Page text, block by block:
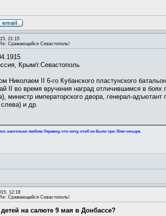
21:15
Re: Сражающийся Севастополь!
Крым/г.Севастополь
Николаем II 6-го Кубанского пластунского
II во время вручения наград отличившимся в
министр императорского двора, генерал-
и др.
настолько люблю Украину, что хочу, чтоб их было три. Или четыре.
12:18
Re: Сражающийся Севастополь!
на салюте 9 мая в Донбассе?